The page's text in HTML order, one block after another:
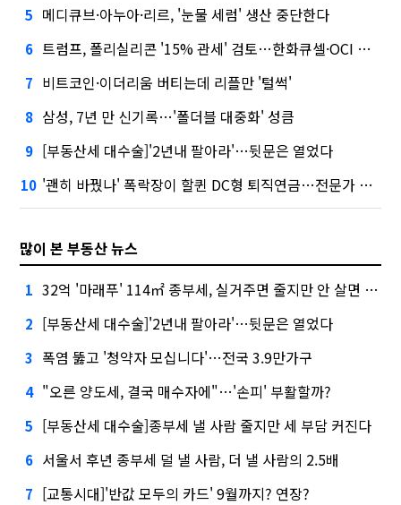
5 메디큐브·아누아·리르, '눈물 세럼' 생산 중단한다
6 트럼프, 폴리실리콘 '15% 관세' 검토…한화큐셀·OCI 영향은?
7 비트코인·이더리움 버티는데 리플만 '털썩'
8 삼성, 7년 만 신기록…'폴더블 대중화' 성큼
9 [부동산세 대수술]'2년내 팔아라'…뒷문은 열었다
10 '괜히 바꿨나' 폭락장이 할퀸 DC형 퇴직연금…전문가 조언은
많이 본 부동산 뉴스
1 32억 '마래푸' 114㎡ 종부세, 실거주면 줄지만 안 살면 2.5배
2 [부동산세 대수술]'2년내 팔아라'…뒷문은 열었다
3 폭염 뚫고 '청약자 모십니다'…전국 3.9만가구
4 "오른 양도세, 결국 매수자에"…'손피' 부활할까?
5 [부동산세 대수술]종부세 낼 사람 줄지만 세 부담 커진다
6 서울서 후년 종부세 덜 낼 사람, 더 낼 사람의 2.5배
7 [교통시대]'반값 모두의 카드' 9월까지? 연장?